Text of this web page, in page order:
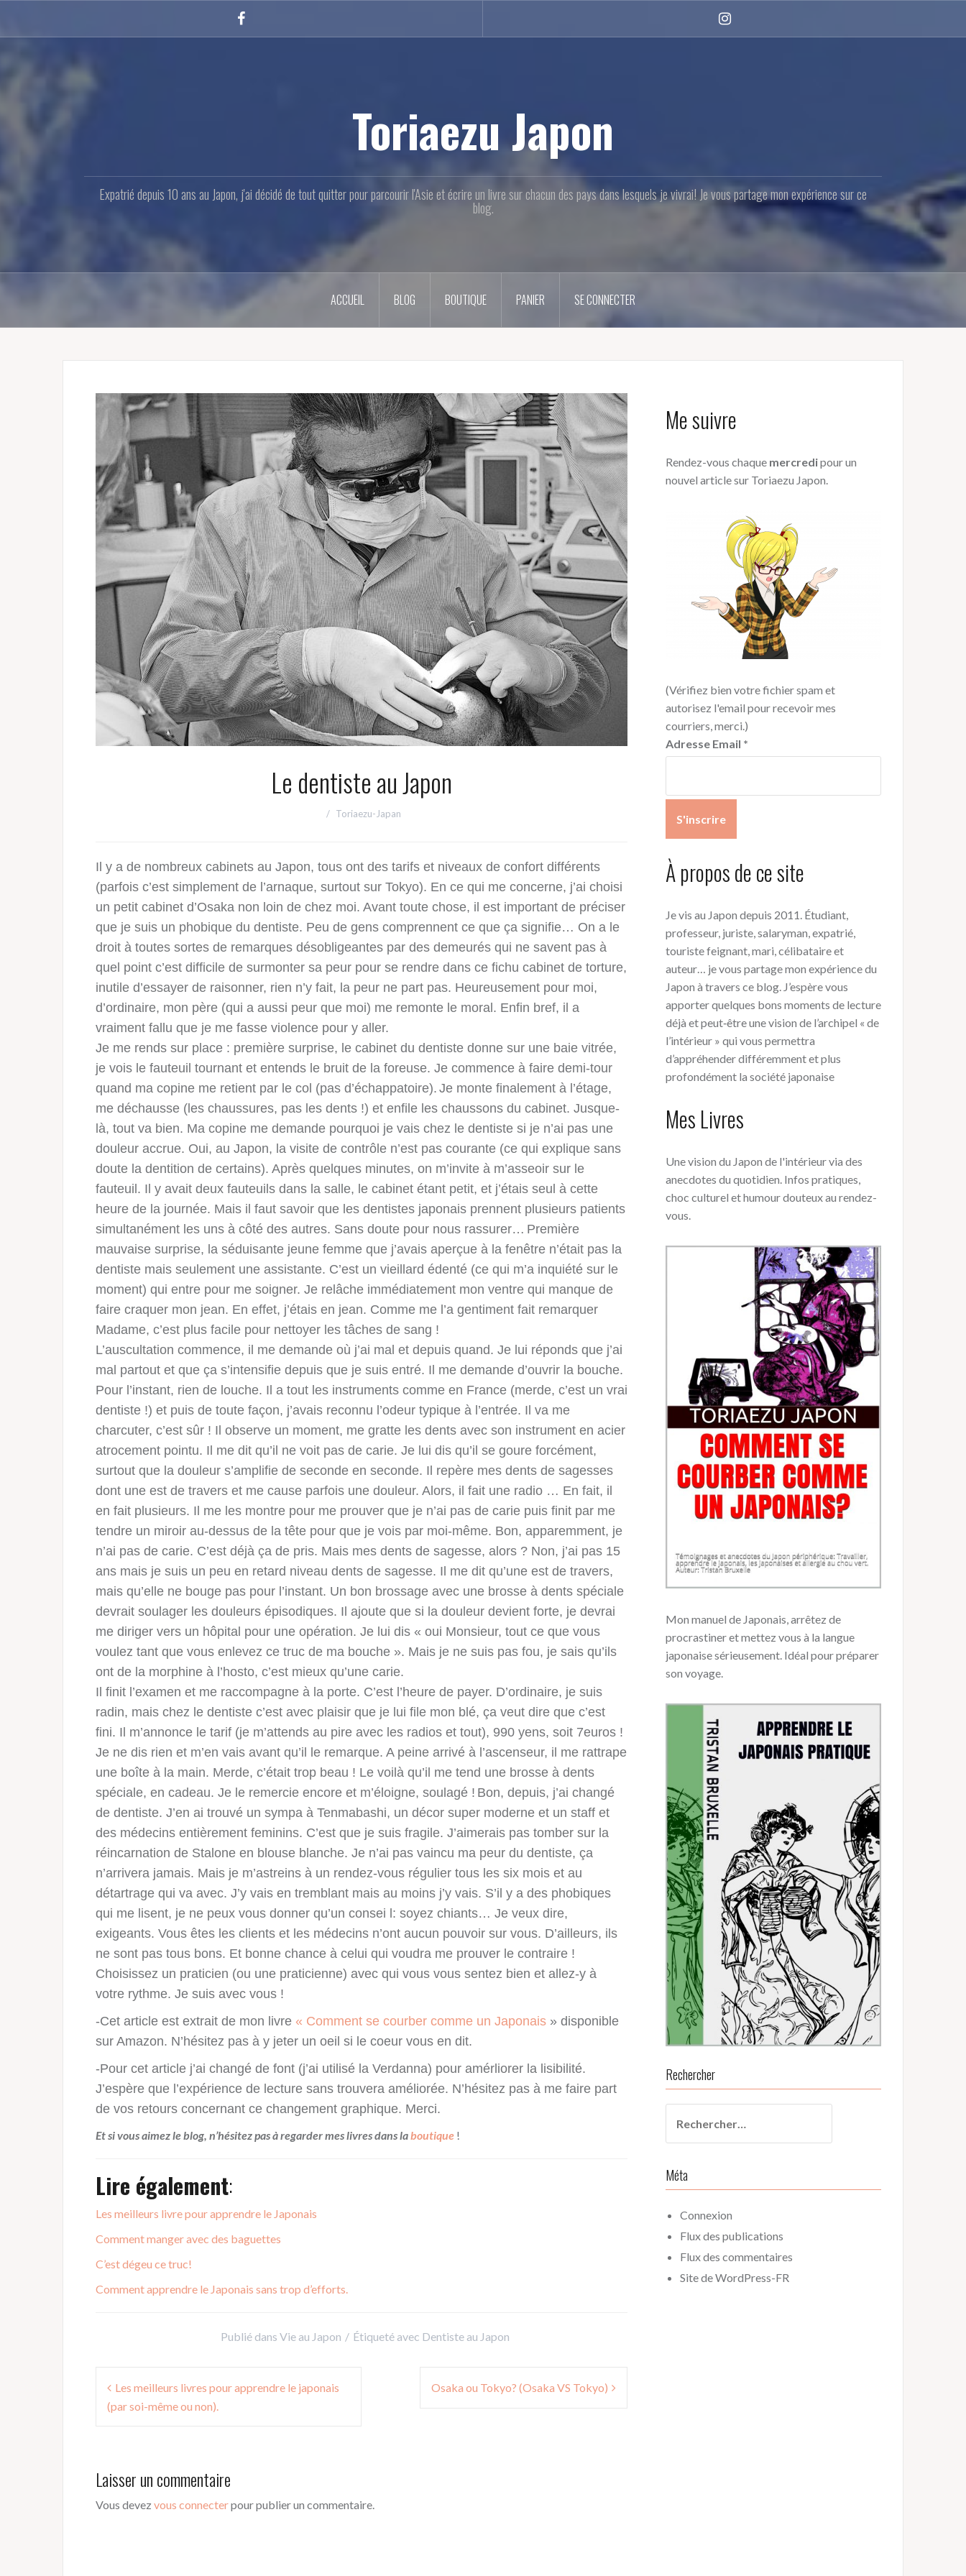
Toriaezu Japon
Expatrié depuis 10 ans au Japon, j'ai décidé de tout quitter pour parcourir l'Asie et écrire un livre sur chacun des pays dans lesquels je vivrai! Je vous partage mon expérience sur ce
blog.
ACCUEIL BLOG BOUTIQUE PANIER SE CONNECTER
Le dentiste au Japon
Toriaezu-Japan
Il y a de nombreux cabinets au Japon, tous ont des tarifs et niveaux de confort différents
(parfois c’est simplement de l’arnaque, surtout sur Tokyo). En ce qui me concerne, j’ai choisi
un petit cabinet d’Osaka non loin de chez moi. Avant toute chose, il est important de préciser
que je suis un phobique du dentiste. Peu de gens comprennent ce que ça signifie… On a le
droit à toutes sortes de remarques désobligeantes par des demeurés qui ne savent pas à
quel point c’est difficile de surmonter sa peur pour se rendre dans ce fichu cabinet de torture,
inutile d’essayer de raisonner, rien n’y fait, la peur ne part pas. Heureusement pour moi,
d’ordinaire, mon père (qui a aussi peur que moi) me remonte le moral. Enfin bref, il a
vraiment fallu que je me fasse violence pour y aller.
Je me rends sur place : première surprise, le cabinet du dentiste donne sur une baie vitrée,
je vois le fauteuil tournant et entends le bruit de la foreuse. Je commence à faire demi-tour
quand ma copine me retient par le col (pas d’échappatoire). Je monte finalement à l’étage,
me déchausse (les chaussures, pas les dents !) et enfile les chaussons du cabinet. Jusque-
là, tout va bien. Ma copine me demande pourquoi je vais chez le dentiste si je n’ai pas une
douleur accrue. Oui, au Japon, la visite de contrôle n’est pas courante (ce qui explique sans
doute la dentition de certains). Après quelques minutes, on m’invite à m’asseoir sur le
fauteuil. Il y avait deux fauteuils dans la salle, le cabinet étant petit, et j’étais seul à cette
heure de la journée. Mais il faut savoir que les dentistes japonais prennent plusieurs patients
simultanément les uns à côté des autres. Sans doute pour nous rassurer… Première
mauvaise surprise, la séduisante jeune femme que j’avais aperçue à la fenêtre n’était pas la
dentiste mais seulement une assistante. C’est un vieillard édenté (ce qui m’a inquiété sur le
moment) qui entre pour me soigner. Je relâche immédiatement mon ventre qui manque de
faire craquer mon jean. En effet, j’étais en jean. Comme me l’a gentiment fait remarquer
Madame, c’est plus facile pour nettoyer les tâches de sang !
L’auscultation commence, il me demande où j’ai mal et depuis quand. Je lui réponds que j’ai
mal partout et que ça s’intensifie depuis que je suis entré. Il me demande d’ouvrir la bouche.
Pour l’instant, rien de louche. Il a tout les instruments comme en France (merde, c’est un vrai
dentiste !) et puis de toute façon, j’avais reconnu l’odeur typique à l’entrée. Il va me
charcuter, c’est sûr ! Il observe un moment, me gratte les dents avec son instrument en acier
atrocement pointu. Il me dit qu’il ne voit pas de carie. Je lui dis qu’il se goure forcément,
surtout que la douleur s’amplifie de seconde en seconde. Il repère mes dents de sagesses
dont une est de travers et me cause parfois une douleur. Alors, il fait une radio … En fait, il
en fait plusieurs. Il me les montre pour me prouver que je n’ai pas de carie puis finit par me
tendre un miroir au-dessus de la tête pour que je vois par moi-même. Bon, apparemment, je
n’ai pas de carie. C’est déjà ça de pris. Mais mes dents de sagesse, alors ? Non, j’ai pas 15
ans mais je suis un peu en retard niveau dents de sagesse. Il me dit qu’une est de travers,
mais qu’elle ne bouge pas pour l’instant. Un bon brossage avec une brosse à dents spéciale
devrait soulager les douleurs épisodiques. Il ajoute que si la douleur devient forte, je devrai
me diriger vers un hôpital pour une opération. Je lui dis « oui Monsieur, tout ce que vous
voulez tant que vous enlevez ce truc de ma bouche ». Mais je ne suis pas fou, je sais qu’ils
ont de la morphine à l’hosto, c’est mieux qu’une carie.
Il finit l’examen et me raccompagne à la porte. C’est l’heure de payer. D’ordinaire, je suis
radin, mais chez le dentiste c’est avec plaisir que je lui file mon blé, ça veut dire que c’est
fini. Il m’annonce le tarif (je m’attends au pire avec les radios et tout), 990 yens, soit 7euros !
Je ne dis rien et m’en vais avant qu’il le remarque. A peine arrivé à l’ascenseur, il me rattrape
une boîte à la main. Merde, c’était trop beau ! Le voilà qu’il me tend une brosse à dents
spéciale, en cadeau. Je le remercie encore et m’éloigne, soulagé ! Bon, depuis, j’ai changé
de dentiste. J’en ai trouvé un sympa à Tenmabashi, un décor super moderne et un staff et
des médecins entièrement feminins. C’est que je suis fragile. J’aimerais pas tomber sur la
réincarnation de Stalone en blouse blanche. Je n’ai pas vaincu ma peur du dentiste, ça
n’arrivera jamais. Mais je m’astreins à un rendez-vous régulier tous les six mois et au
détartrage qui va avec. J’y vais en tremblant mais au moins j’y vais. S’il y a des phobiques
qui me lisent, je ne peux vous donner qu’un consei l: soyez chiants… Je veux dire,
exigeants. Vous êtes les clients et les médecins n’ont aucun pouvoir sur vous. D’ailleurs, ils
ne sont pas tous bons. Et bonne chance à celui qui voudra me prouver le contraire !
Choisissez un praticien (ou une praticienne) avec qui vous vous sentez bien et allez-y à
votre rythme. Je suis avec vous !
-Cet article est extrait de mon livre « Comment se courber comme un Japonais » disponible
sur Amazon. N’hésitez pas à y jeter un oeil si le coeur vous en dit.
-Pour cet article j’ai changé de font (j’ai utilisé la Verdanna) pour amérliorer la lisibilité.
J’espère que l’expérience de lecture sans trouvera améliorée. N’hésitez pas à me faire part
de vos retours concernant ce changement graphique. Merci.
Et si vous aimez le blog, n’hésitez pas à regarder mes livres dans laboutique !
Lire également:
Les meilleurs livre pour apprendre le Japonais
Comment manger avec des baguettes
C’est dégeu ce truc!
Comment apprendre le Japonais sans trop d’efforts.
Publié dans Vie au Japon Étiqueté avec Dentiste au Japon
Navigation
de Les meilleurs livres pour apprendre le japonais
(par soi-même ou non).
Osaka ou Tokyo? (Osaka VS Tokyo)
Laisser un commentaire
Vous devez vous connecterpour publier un commentaire.
Me suivre
Rendez-vous chaque mercredipour un
nouvel article sur Toriaezu Japon.
(Vérifiez bien votre fichier spam et
autorisez l'email pour recevoir mes
courriers, merci.)
Adresse Email *
À propos de ce site
Je vis au Japon depuis 2011. Étudiant,
professeur, juriste, salaryman, expatrié,
touriste feignant, mari, célibataire et
auteur… je vous partage mon expérience du
Japon à travers ce blog. J’espère vous
apporter quelques bons moments de lecture
déjà et peut‑être une vision de l’archipel « de
l’intérieur » qui vous permettra
d’appréhender différemment et plus
profondément la société japonaise
Mes Livres
Une vision du Japon de l'intérieur via des
anecdotes du quotidien. Infos pratiques,
choc culturel et humour douteux au rendez-
vous.
Mon manuel de Japonais, arrêtez de
procrastiner et mettez vous à la langue
japonaise sérieusement. Idéal pour préparer
son voyage.
Rechercher
Méta
Connexion
Flux des publications
Flux des commentaires
Site de WordPress-FR